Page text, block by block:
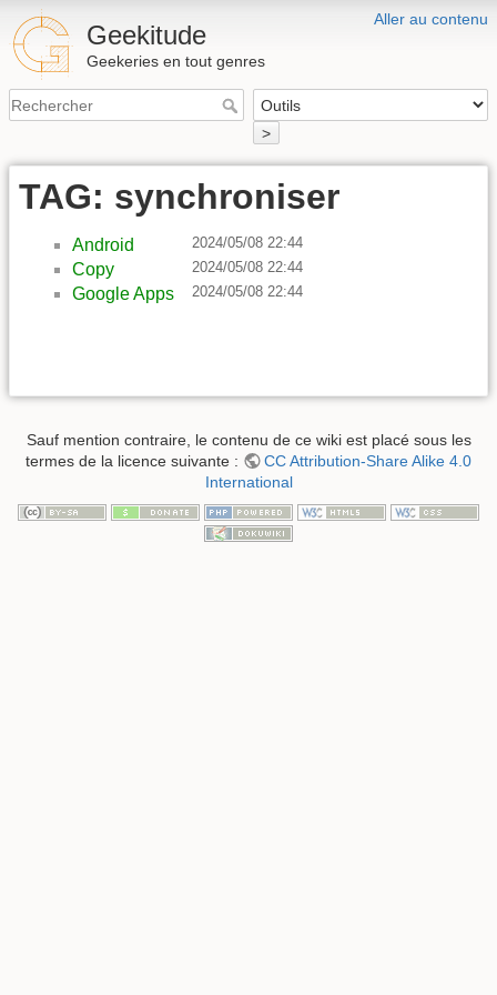
Aller au contenu
Geekitude
Geekeries en tout genres
>
TAG: synchroniser
Android 2024/05/08 22:44
Copy 2024/05/08 22:44
Google Apps 2024/05/08 22:44
Sauf mention contraire, le contenu de ce wiki est placé sous les
termes de la licence suivante :
CC Attribution-Share Alike 4.0
International